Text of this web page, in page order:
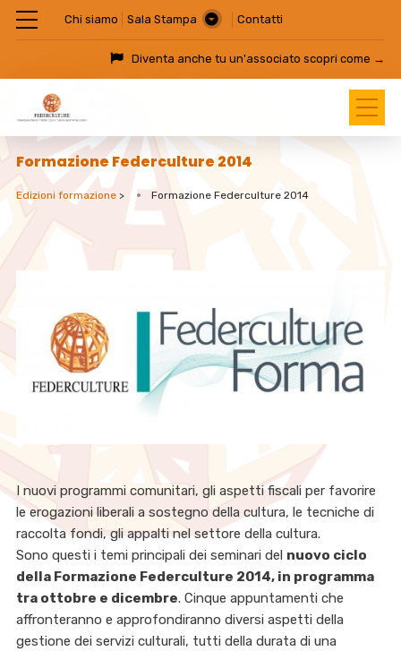
Chi siamo Sala Stampa Contatti
Diventa anche tu un'associatoscopri come →
Formazione Federculture 2014
Edizioni formazione> Formazione Federculture 2014
I nuovi programmi comunitari, gli aspetti fiscali per favorire
le erogazioni liberali a sostegno della cultura, le tecniche di
raccolta fondi, gli appalti nel settore della cultura.
Sono questi i temi principali dei seminari del nuovo ciclo
della Formazione Federculture 2014, in programma
tra ottobre e dicembre. Cinque appuntamenti che
affronteranno e approfondiranno diversi aspetti della
gestione dei servizi culturali, tutti della durata di una